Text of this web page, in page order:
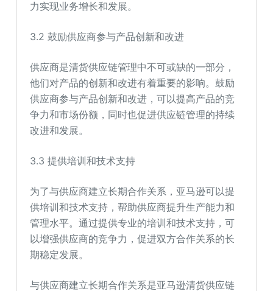
力实现业务增长和发展。
3.2 鼓励供应商参与产品创新和改进
供应商是清货供应链管理中不可或缺的一部分，
他们对产品的创新和改进有着重要的影响。鼓励
供应商参与产品创新和改进，可以提高产品的竞
争力和市场份额，同时也促进供应链管理的持续
改进和发展。
3.3 提供培训和技术支持
为了与供应商建立长期合作关系，亚马逊可以提
供培训和技术支持，帮助供应商提升生产能力和
管理水平。通过提供专业的培训和技术支持，可
以增强供应商的竞争力，促进双方合作关系的长
期稳定发展。
与供应商建立长期合作关系是亚马逊清货供应链